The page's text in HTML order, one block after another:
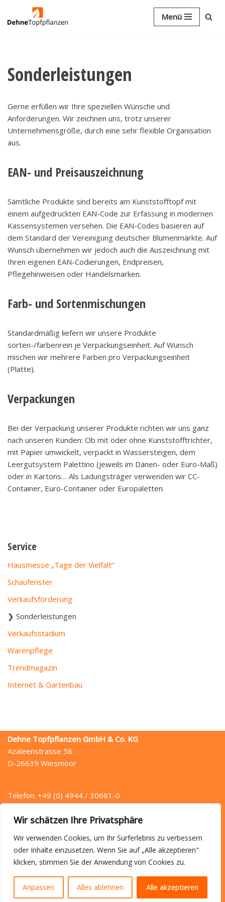
Wir schätzen Ihre Privatsphäre
Wir verwenden Cookies, um Ihr Surferlebnis zu verbessern
oder Inhalte einzusetzen. Wenn Sie auf „Alle akzeptieren"
klicken, stimmen Sie der Anwendung von Cookies zu.
Anpassen Alles ablehnen Alle akzeptieren
Zum
Menü
Sonderleistungen
Gerne erfüllen wir Ihre speziellen Wünsche und
Anforderungen. Wir zeichnen uns, trotz unserer
Unternehmensgröße, durch eine sehr flexible Organisation
aus.
EAN- und Preisauszeichnung
Sämtliche Produkte sind bereits am Kunststofftopf mit
einem aufgedruckten EAN-Code zur Erfassung in modernen
Kassensystemen versehen. Die EAN-Codes basieren auf
dem Standard der Vereinigung deutscher Blumenmärkte. Auf
Wunsch übernehmen wir jedoch auch die Auszeichnung mit
Ihren eigenen EAN-Codierungen, Endpreisen,
Pflegehinweisen oder Handelsmarken.
Farb- und Sortenmischungen
Standardmäßig liefern wir unsere Produkte
sorten-/farbenrein je Verpackungseinheit. Auf Wunsch
mischen wir mehrere Farben pro Verpackungseinheit
(Platte).
Verpackungen
Bei der Verpackung unserer Produkte richten wir uns ganz
nach unseren Kunden: Ob mit oder ohne Kunststofftrichter,
mit Papier umwickelt, verpackt in Wassersteigen, dem
Leergutsystem Palettino (jeweils im Dänen- oder Euro-Maß)
oder in Kartons… Als Ladungsträger verwenden wir CC-
Container, Euro-Container oder Europaletten.
Service
Hausmesse „Tage der Vielfalt“
Schaufenster
Verkaufsförderung
Sonderleistungen
Verkaufsstadium
Warenpflege
Trendmagazin
Internet & Gartenbau
Dehne Topfpflanzen GmbH & Co. KG
Azaleenstrasse 58
D-26639 Wiesmoor
Telefon: +49 (0) 4944 / 30681-0
E-Mail: info (at) dehne.de
Startseite Anfahrt Kontakt
Datenschutz
Impressum
{site_title} © 2022